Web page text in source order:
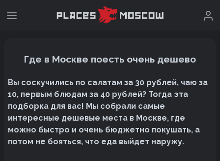
Где в Москве поесть очень дешево
Вы соскучились по салатам за 30 рублей, чаю за
10, первым блюдам за 40 рублей? Тогда эта
подборка для вас! Мы собрали самые
интересные дешевые места в Москве, где
можно быстро и очень бюджетно покушать, а
потом не бояться, что еда выйдет наружу.